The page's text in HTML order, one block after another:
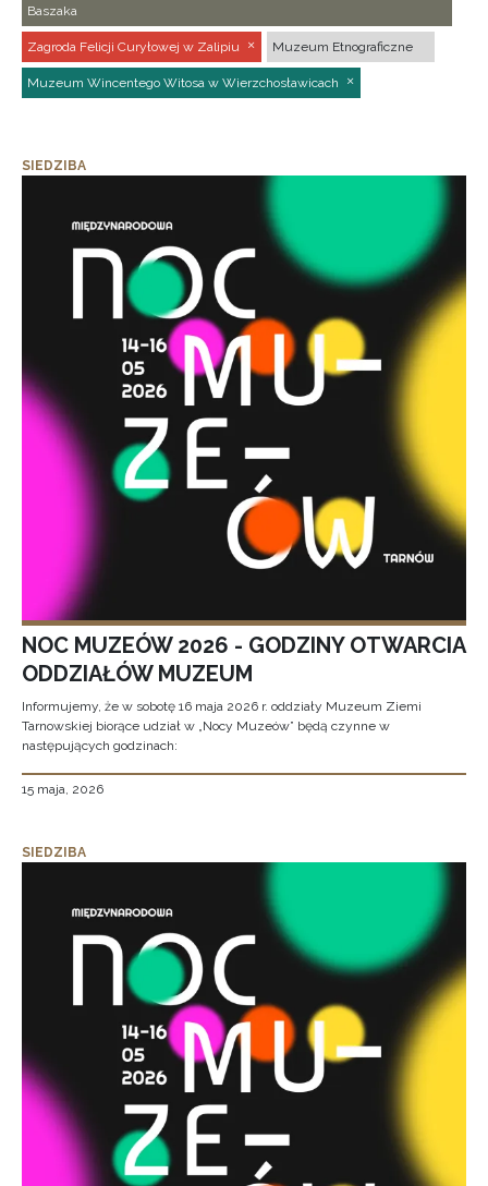
Baszaka
Zagroda Felicji Curyłowej w Zalipiu Muzeum Etnograficzne
Muzeum Wincentego Witosa w Wierzchosławicach
SIEDZIBA
NOC MUZEÓW 2026 - GODZINY OTWARCIA
ODDZIAŁÓW MUZEUM
Informujemy, że w sobotę 16 maja 2026 r. oddziały Muzeum Ziemi
Tarnowskiej biorące udział w „Nocy Muzeów” będą czynne w
następujących godzinach:
15 maja, 2026
SIEDZIBA